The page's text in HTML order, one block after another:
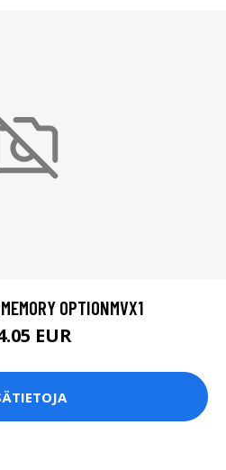
OPTIONMVX1
EUR